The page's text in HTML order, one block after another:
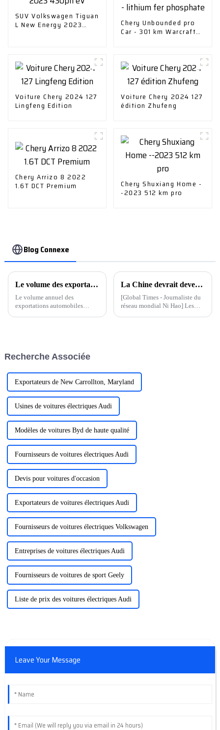
SUV Volkswagen Tiguan
L New Energy 2023
Chery Unbounded pro
Car - 301 km Warcraft
Voiture Chery 2024 127
Lingfeng Edition
Voiture Chery 2024 127
édition Zhufeng
Chery Arrizo 8 2022
1.6T DCT Premium
Chery Shuxiang Home -
-2023 512 km pro
Blog Connexe
Le volume des exportations automobiles de la Chine dépasse celui du Japon pour la première fois
Le volume annuel des
exportations automobiles
performance est un progrès
La Chine devrait devenir le plus grand exportateur automobile au monde Ministère du Commerce : trois mesures pour escorter les voitures chinoises vers la mer
[Global Times - Journaliste du
réseau mondial Ni Hao] Les
automobile au monde...
Recherche Associée
Exportateurs de New Carrollton, Maryland
Usines de voitures électriques Audi
Modèles de voitures Byd de haute qualité
Fournisseurs de voitures électriques Audi
Devis pour voitures d'occasion
Exportateurs de voitures électriques Audi
Fournisseurs de voitures électriques Volkswagen
Entreprises de voitures électriques Audi
Fournisseurs de voitures de sport Geely
Liste de prix des voitures électriques Audi
Leave Your Message